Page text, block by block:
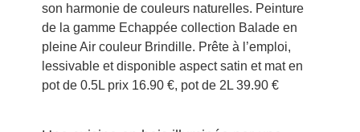
son harmonie de couleurs naturelles. Peinture
de la gamme Echappée collection Balade en
pleine Air couleur Brindille. Prête à l’emploi,
lessivable et disponible aspect satin et mat en
pot de 0.5L prix 16.90 €, pot de 2L 39.90 €